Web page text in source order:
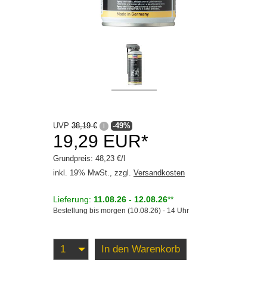
UVP 38,19 € i -49%
19,29 EUR*
Grundpreis: 48,23 €/l
inkl. 19% MwSt., zzgl. Versandkosten
Lieferung: 11.08.26 - 12.08.26**
Bestellung bis morgen (10.08.26) - 14 Uhr
In den Warenkorb